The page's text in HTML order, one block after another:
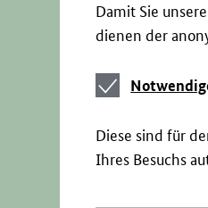
Damit Sie
dienen der
Notwendige
Cookies
Diese sind für
Ihres Besuchs